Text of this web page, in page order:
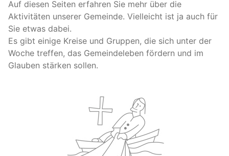
Auf diesen Seiten erfahren Sie mehr über die
Aktivitäten unserer Gemeinde. Vielleicht ist ja auch für
Sie etwas dabei.
Es gibt einige Kreise und Gruppen, die sich unter der
Woche treffen, das Gemeindeleben fördern und im
Glauben stärken sollen.